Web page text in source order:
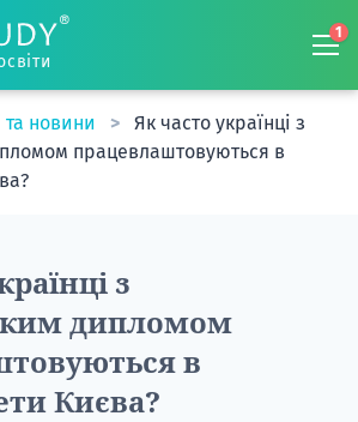
1
та новини
Як часто українці з
працевлаштовуються в
з
дипломом
в
Києва?